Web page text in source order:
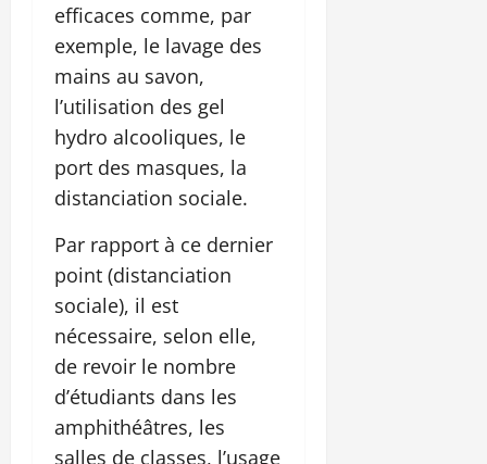
efficaces comme, par
exemple, le lavage des
mains au savon,
l’utilisation des gel
hydro alcooliques, le
port des masques, la
distanciation sociale.
Par rapport à ce dernier
point (distanciation
sociale), il est
nécessaire, selon elle,
de revoir le nombre
d’étudiants dans les
amphithéâtres, les
salles de classes, l’usage